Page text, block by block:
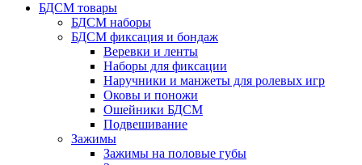
БДСМ товары
БДСМ наборы
БДСМ фиксация и бондаж
Веревки и ленты
Наборы для фиксации
Наручники и манжеты для ролевых игр
Оковы и поножи
Ошейники БДСМ
Подвешивание
Зажимы
Зажимы на половые губы